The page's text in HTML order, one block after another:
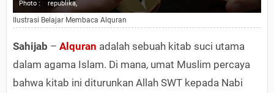
Photo : republika,
Ilustrasi Belajar Membaca Alquran
Sahijab – Alquran adalah sebuah kitab suci utama
dalam agama Islam. Di mana, umat Muslim percaya
bahwa kitab ini diturunkan Allah SWT kepada Nabi